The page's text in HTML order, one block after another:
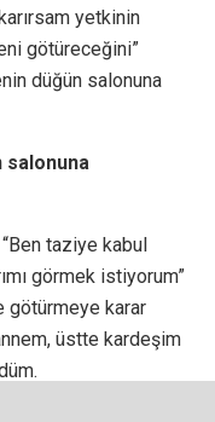
rsam yetkinin
götüreceğini”
düğün salonuna
salonuna
taziye kabul
görmek istiyorum”
götürmeye karar
üstte kardeşim